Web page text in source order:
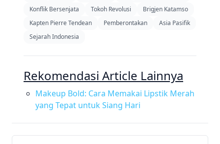
Konflik Bersenjata
Tokoh Revolusi
Brigjen Katamso
Kapten Pierre Tendean
Pemberontakan
Asia Pasifik
Sejarah Indonesia
Rekomendasi Article Lainnya
Makeup Bold: Cara Memakai Lipstik Merah
yang Tepat untuk Siang Hari